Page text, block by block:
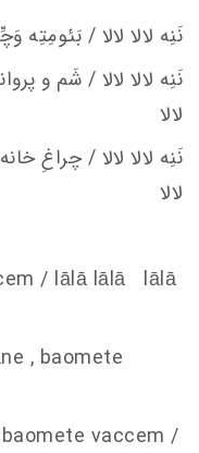
نَنِه لالا لالا / بَئومِتِه
نَنِه لالا لالا / شَم و
لالا
نَنِه لالا لالا / چراغِ
لالا
em / lālā lālā lālā
, baomete
vaccem /